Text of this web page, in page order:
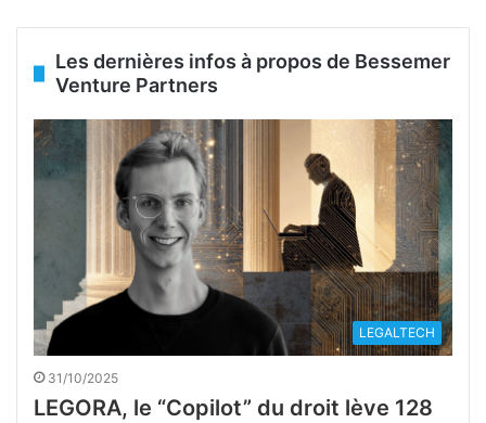
Les dernières infos à propos de Bessemer
Venture Partners
LEGALTECH
31/10/2025
LEGORA, le “Copilot” du droit lève 128